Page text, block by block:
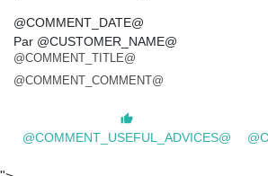
@COMMENT_DATE@
Par @CUSTOMER_NAME@
@COMMENT_TITLE@
@COMMENT_COMMENT@
thumb_up
@COMMENT_USEFUL_ADVICES@